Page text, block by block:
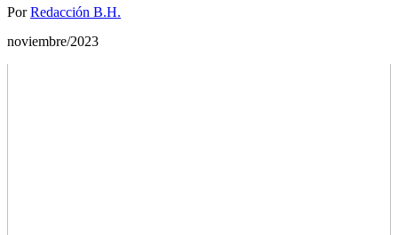
PorRedacción B.H.
noviembre/2023